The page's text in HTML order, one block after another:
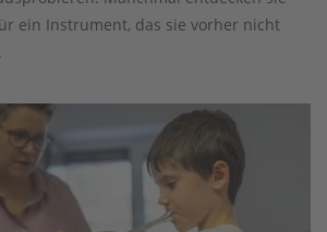
ein Instrument, das sie vorher nicht